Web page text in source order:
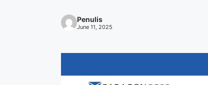
Penulis
June 11, 2025